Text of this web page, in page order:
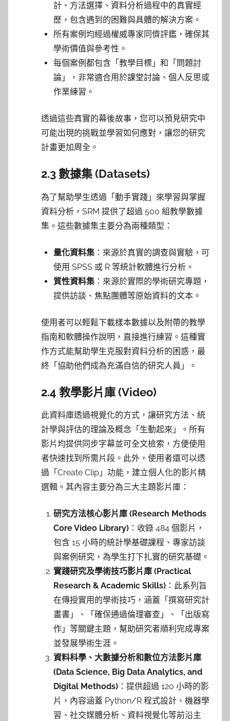
計、方法選擇、資料分析過程中的真實經
歷，包含遇到的困難與具體的解決方案。
所有案例均經過權威專家同儕評鑑，確保其
學術價值與參考性。
每個案例都包含「教學目標」和「問題討
論」，非常適合用於課堂討論、個人反思或
作業練習。
透過這些真實的幕後故事，您可以預見研究中
可能出現的挑戰並學習如何應對，讓您的研究
計畫更加周全。
2.3 數據集 (Datasets)
為了幫助學生透過「動手實踐」來學習與掌握
資料分析，SRM 提供了超過 500 組教學數據
集。這些數據集主要分為兩種類型：
量化資料集 ：來源於真實的調查與實驗，可
使用 SPSS 或 R 等統計軟體進行分析。
質性資料集 ：來源於實際的學術研究專題，
提供訪談、焦點團體等原始資料的文本。
使用者可以輕鬆下載樣本數據以及附帶的教學
指南和軟體操作說明，直接進行練習。這種實
作方式能幫助學生克服對資料分析的困惑，最
終「協助他們成為充滿自信的研究人員」。
2.4 教學影片庫 (Video)
此資料庫透過視覺化的方式，讓研究方法、統
計學與評估的理論及概念「生動起來」。所有
影片均提供同步字幕並可全文檢索，方便使用
者快速找到所需片段。此外，使用者還可以透
過「Create Clip」功能，建立個人化的影片精
選輯。其內容主要分為三大主題影片庫：
研究方法核心影片庫 (Research Methods
Core Video Library) ：收錄 484 個影片，
包含 15 小時的統計學基礎課程、專家訪談
與案例研究，為學生打下扎實的研究基礎。
實踐研究及學術技巧影片庫 (Practical
Research & Academic Skills) ：此系列旨
在傳授實用的學術技巧，涵蓋「撰寫研究計
畫書」、「確保通過倫理審查」、「出版寫
作」等關鍵主題，幫助研究者順利完成專案
並發展學術生涯。
資料科學、大數據分析和數位方法影片庫
(Data Science, Big Data Analytics, and
Digital Methods) ：提供超過 120 小時的影
片，內容涵蓋 Python/R 程式設計、機器學
習、社交媒體分析、資料視覺化等前沿主